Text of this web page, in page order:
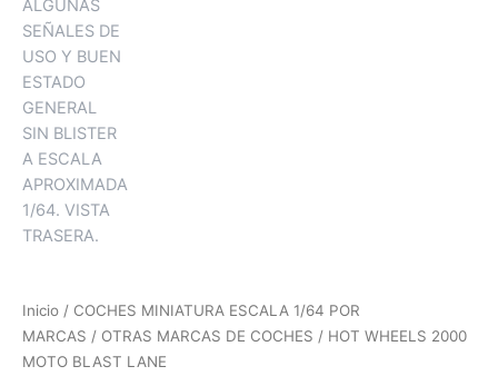
Inicio / COCHES MINIATURA ESCALA 1/64 POR
MARCAS / OTRAS MARCAS DE COCHES / HOT WHEELS 2000
MOTO BLAST LANE